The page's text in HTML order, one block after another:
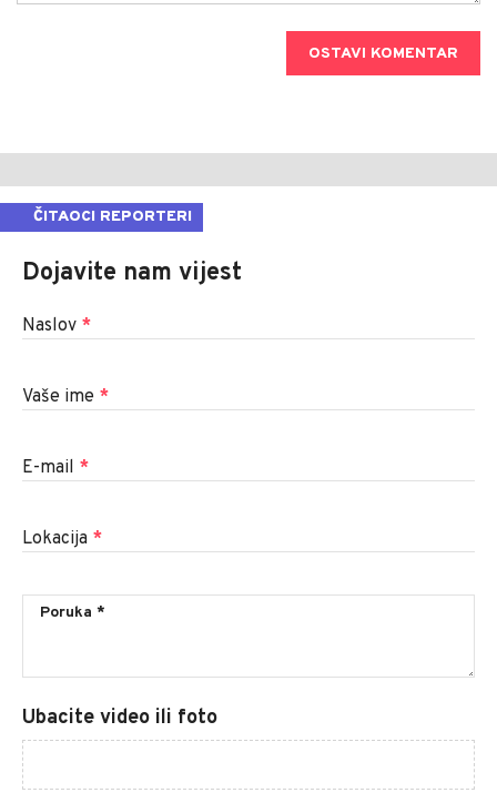
OSTAVI KOMENTAR
ČITAOCI REPORTERI
Dojavite nam vijest
Naslov *
Vaše ime *
E-mail *
Lokacija *
Ubacite video ili foto